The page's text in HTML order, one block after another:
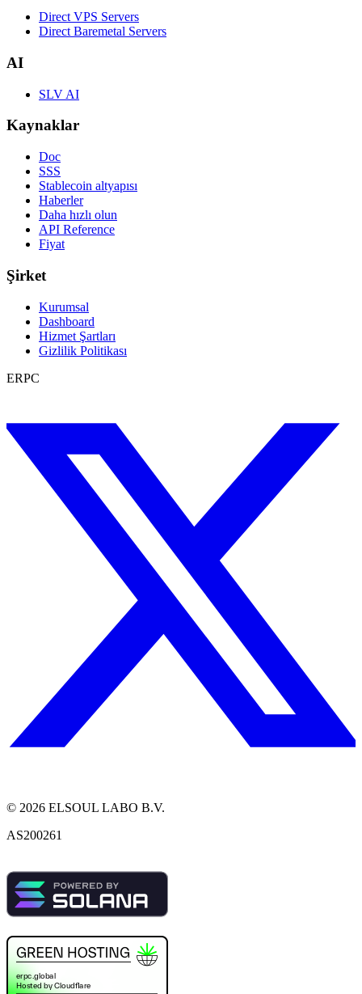
Direct VPS Servers
Direct Baremetal Servers
AI
SLV AI
Kaynaklar
Doc
SSS
Stablecoin altyapısı
Haberler
Daha hızlı olun
API Reference
Fiyat
Şirket
Kurumsal
Dashboard
Hizmet Şartları
Gizlilik Politikası
ERPC
© 2026 ELSOUL LABO B.V.
AS200261